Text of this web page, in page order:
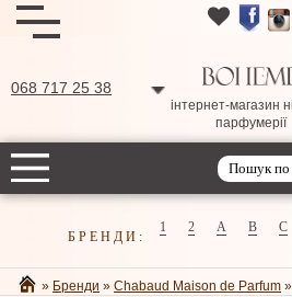
068 717 25 38
інтернет-магазин
парфумерії
БРЕНДИ:
1 2 A B C
» Бренди » Chabaud Maison de Parfum »